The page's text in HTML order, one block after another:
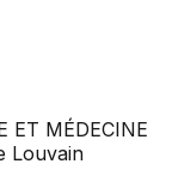
ET MÉDECINE
Louvain